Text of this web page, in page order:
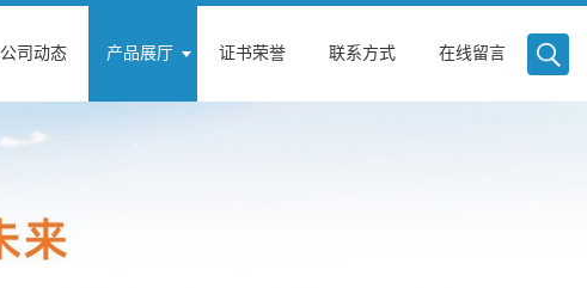
公司动态 产品展厅 证书荣誉 联系方式 在线留言